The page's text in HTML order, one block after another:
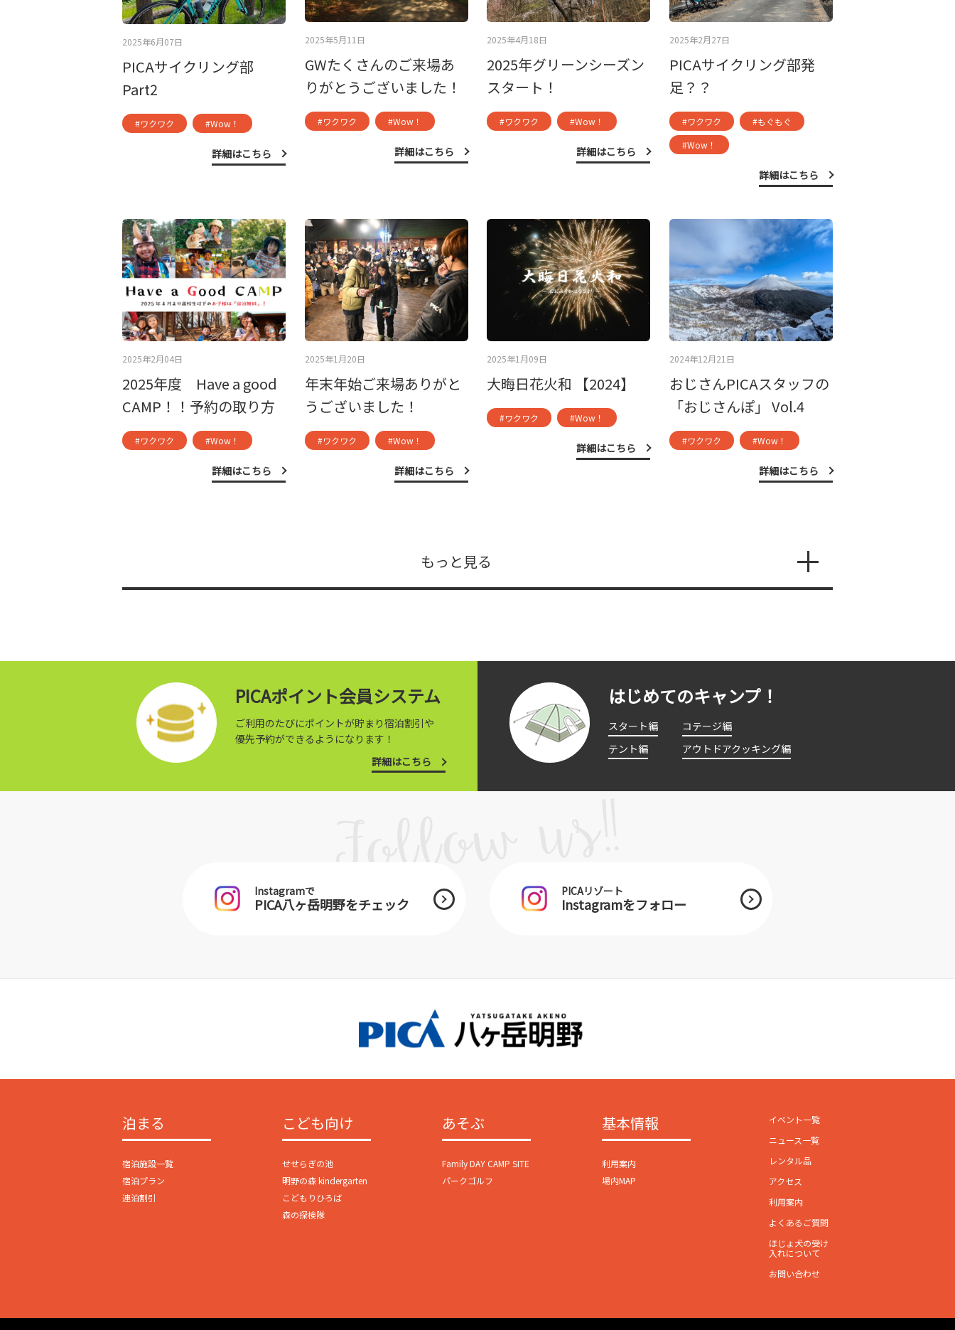
2025年6月07日
PICAサイクリング部
Part2
#ワクワク #Wow！
詳細はこちら
2025年5月11日
GWたくさんのご来場あ
りがとうございました！
#ワクワク #Wow！
詳細はこちら
2025年4月18日
2025年グリーンシーズン
スタート！
#ワクワク #Wow！
詳細はこちら
2025年2月27日
PICAサイクリング部発
足？？
#ワクワク
#もぐもぐ
#Wow！
詳細はこちら
2025年2月04日
2025年度 Have a good
CAMP！！予約の取り方
#ワクワク #Wow！
詳細はこちら
2025年1月20日
年末年始ご来場ありがと
うございました！
#ワクワク #Wow！
詳細はこちら
2025年1月09日
大晦日花火和 【2024】
#ワクワク #Wow！
詳細はこちら
2024年12月21日
おじさんPICAスタッフの
「おじさんぽ」 Vol.4
#ワクワク #Wow！
詳細はこちら
もっと見る
PICAポイント会員システム
ご利用のたびにポイントが貯まり宿泊割引や
優先予約ができるようになります！
詳細はこちら
はじめてのキャンプ！
スタート編
コテージ編
テント編
アウトドアクッキング編
Instagramで
PICA八ヶ岳明野をチェック
PICAリゾート
Instagramをフォロー
泊まる
宿泊施設一覧
宿泊プラン
連泊割引
こども向け
せせらぎの池
明野の森 kindergarten
こどもりひろば
森の探検隊
あそぶ
Family DAY CAMP SITE
パークゴルフ
基本情報
利用案内
場内MAP
イベント一覧
ニュース一覧
レンタル品
アクセス
利用案内
よくあるご質問
ほじょ犬の受け
入れについて
お問い合わせ